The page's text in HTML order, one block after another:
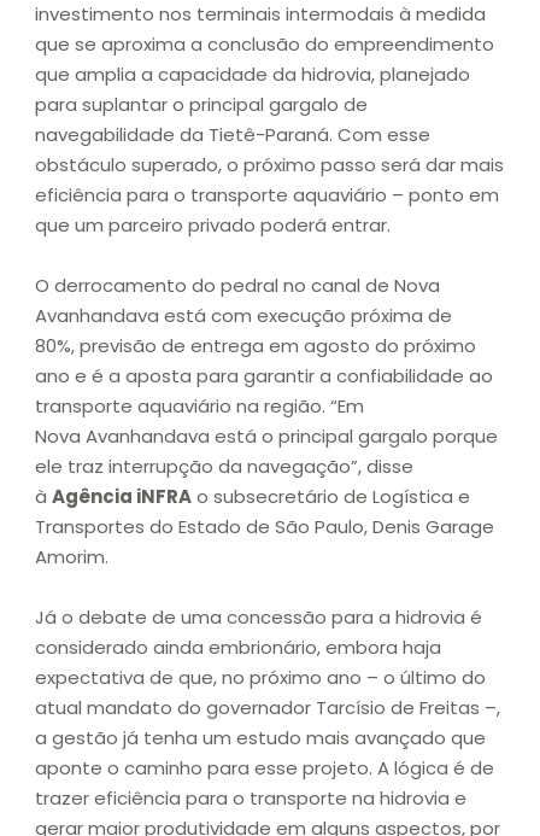
investimento nos terminais intermodais à medida
que se aproxima a conclusão do empreendimento
que amplia a capacidade da hidrovia, planejado
para suplantar o principal gargalo de
navegabilidade da Tietê-Paraná. Com esse
obstáculo superado, o próximo passo será dar mais
eficiência para o transporte aquaviário – ponto em
que um parceiro privado poderá entrar.
O derrocamento do pedral no canal de Nova
Avanhandava está com execução próxima de
80%, previsão de entrega em agosto do próximo
ano e é a aposta para garantir a confiabilidade ao
transporte aquaviário na região. “Em
Nova Avanhandava está o principal gargalo porque
ele traz interrupção da navegação”, disse
à Agência iNFRAo subsecretário de Logística e
Transportes do Estado de São Paulo, Denis Garage
Amorim.
Já o debate de uma concessão para a hidrovia é
considerado ainda embrionário, embora haja
expectativa de que, no próximo ano – o último do
atual mandato do governador Tarcísio de Freitas –,
a gestão já tenha um estudo mais avançado que
aponte o caminho para esse projeto. A lógica é de
trazer eficiência para o transporte na hidrovia e
gerar maior produtividade em alguns aspectos, por